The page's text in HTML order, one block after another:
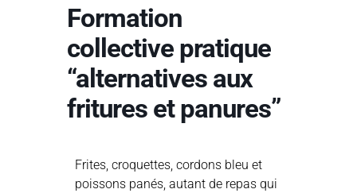
Formation
collective pratique
“alternatives aux
fritures et panures”
Frites, croquettes, cordons bleu et
poissons panés, autant de repas qui